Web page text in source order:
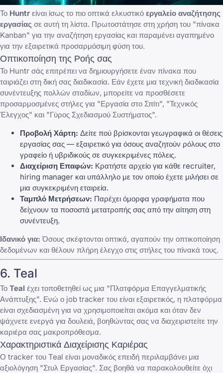
Το Huntr είναι ίσως το πιο οπτικά ελκυστικό εργαλείο αναζήτησης
εργασίας σε αυτή τη λίστα. Πρωτοστάτησε στη χρήση του "πίνακα
Kanban" για την αναζήτηση εργασίας και παραμένει αγαπημένο
για την εξαιρετικά προσαρμόσιμη φύση του.
Οπτικοποίηση της Ροής σας
Το Huntr σάς επιτρέπει να δημιουργήσετε έναν πίνακα που
ταιριάζει στη δική σας διαδικασία. Εάν έχετε μια τεχνική διαδικασία
συνέντευξης πολλών σταδίων, μπορείτε να προσθέσετε
προσαρμοσμένες στήλες για "Εργασία στο Σπίτι", "Τεχνικός
Έλεγχος" και "Γύρος Σχεδιασμού Συστήματος".
Προβολή Χάρτη: Δείτε πού βρίσκονται γεωγραφικά οι θέσεις
εργασίας σας — εξαιρετικό για όσους αναζητούν ρόλους στο
γραφείο ή υβριδικούς σε συγκεκριμένες πόλεις.
Διαχείριση Επαφών: Κρατήστε αρχείο για κάθε recruiter,
hiring manager και υπάλληλο με τον οποίο έχετε μιλήσει σε
μια συγκεκριμένη εταιρεία.
Ταμπλό Μετρήσεων: Παρέχει όμορφα γραφήματα που
δείχνουν τα ποσοστά μετατροπής σας από την αίτηση στη
συνέντευξη.
Ιδανικό για: Όσους σκέφτονται οπτικά, αγαπούν την οπτικοποίηση
δεδομένων και θέλουν πλήρη έλεγχο στις στήλες του πίνακά τους.
6. Teal
Το Teal έχει τοποθετηθεί ως μια "Πλατφόρμα Επαγγελματικής
Ανάπτυξης". Ενώ ο job tracker του είναι εξαιρετικός, η πλατφόρμα
είναι σχεδιασμένη για να χρησιμοποιείται ακόμα και όταν δεν
ψάχνετε ενεργά για δουλειά, βοηθώντας σας να διαχειριστείτε την
καριέρα σας μακροπρόθεσμα.
Χαρακτηριστικά Διαχείρισης Καριέρας
Ο tracker του Teal είναι μοναδικός επειδή περιλαμβάνει μια
αξιολόγηση "Στυλ Εργασίας". Σας βοηθά να παρακολουθείτε όχι